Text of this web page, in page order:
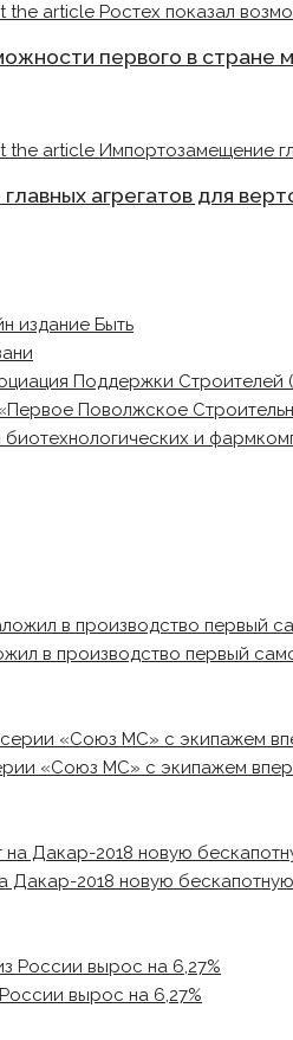
первого в стране
агрегатов для
издание Быть
Поддержки Строителей
Поволжское
и
в производство первый
«Союз МС» с экипажем
Дакар-2018 новую
вырос на 6,27%